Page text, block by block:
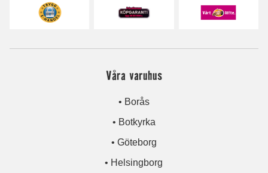
Våra varuhus
• Borås
• Botkyrka
• Göteborg
• Helsingborg